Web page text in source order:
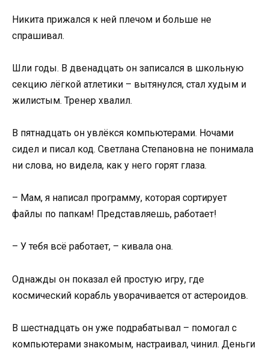
Никита прижался к ней плечом и больше не
спрашивал.
Шли годы. В двенадцать он записался в школьную
секцию лёгкой атлетики – вытянулся, стал худым и
жилистым. Тренер хвалил.
В пятнадцать он увлёкся компьютерами. Ночами
сидел и писал код. Светлана Степановна не понимала
ни слова, но видела, как у него горят глаза.
– Мам, я написал программу, которая сортирует
файлы по папкам! Представляешь, работает!
– У тебя всё работает, – кивала она.
Однажды он показал ей простую игру, где
космический корабль уворачивается от астероидов.
В шестнадцать он уже подрабатывал – помогал с
компьютерами знакомым, настраивал, чинил. Деньги